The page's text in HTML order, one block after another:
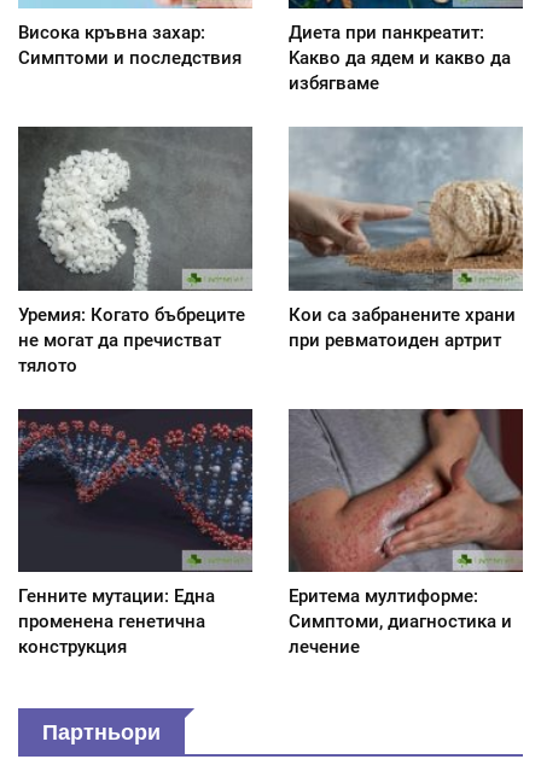
Висока кръвна захар:
Симптоми и последствия
Диета при панкреатит:
Kакво да ядем и какво да
избягваме
Уремия: Когато бъбреците
не могат да пречистват
тялото
Кои са забранените храни
при ревматоиден артрит
Генните мутации: Една
променена генетична
конструкция
Еритема мултиформе:
Симптоми, диагностика и
лечение
Партньори